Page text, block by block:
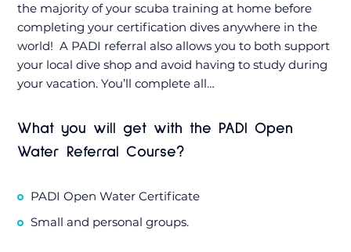
the majority of your scuba training at home before
completing your certification dives anywhere in the
world! A PADI referral also allows you to both support
your local dive shop and avoid having to study during
your vacation. You’ll complete all…
What you will get with the PADI Open
Water Referral Course?
PADI Open Water Certificate
Small and personal groups.